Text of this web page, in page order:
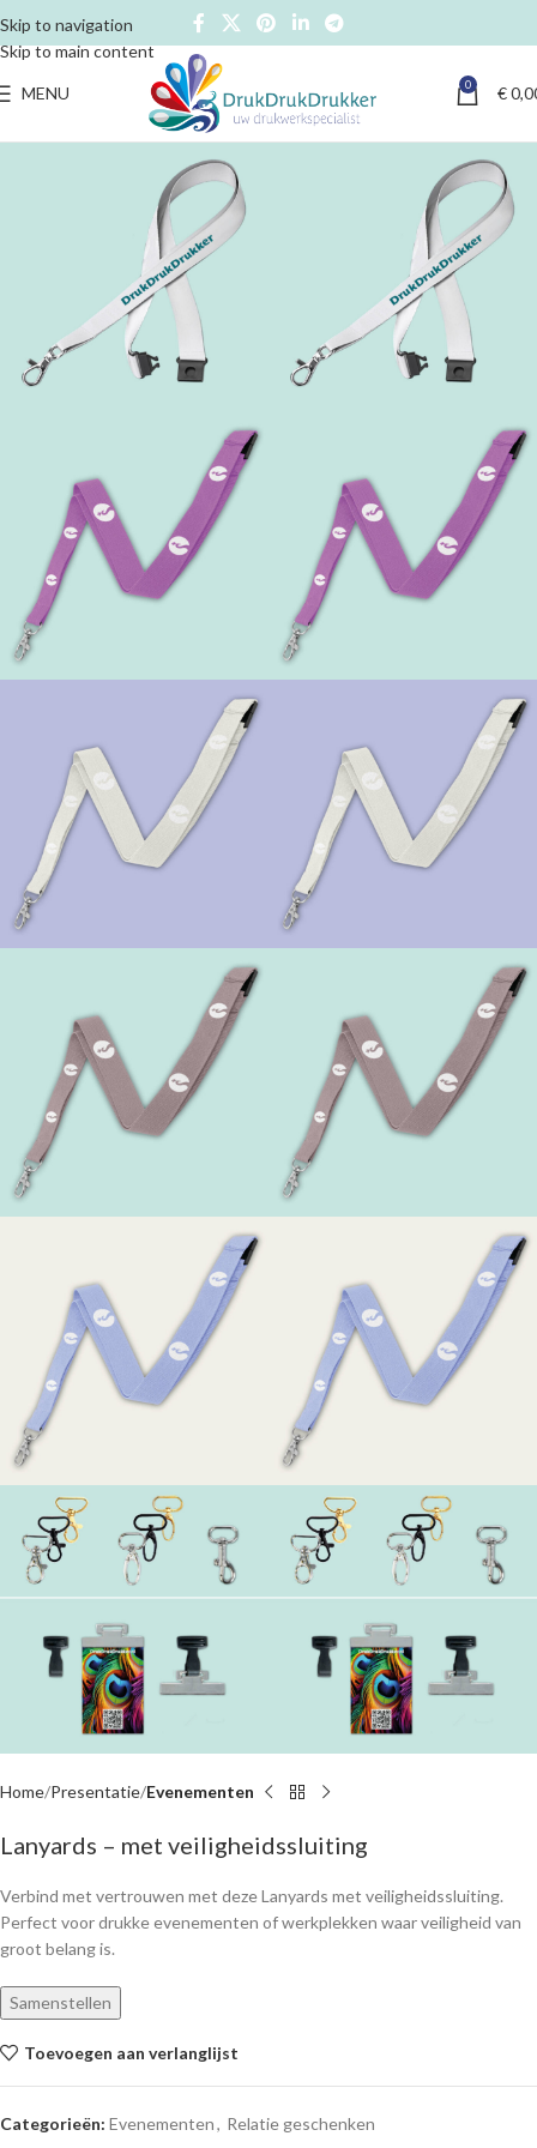
Skip to navigation
Skip to main content
MENU 0 €
Home Presentatie Evenementen
Lanyards – met veiligheidssluiting
Verbind met vertrouwen met deze Lanyards met veiligheidssluiting.
Perfect voor drukke evenementen of werkplekken waar veiligheid van
groot belang is.
Samenstellen
Toevoegen aan verlanglijst
Categorieën: Evenementen, Relatie geschenken